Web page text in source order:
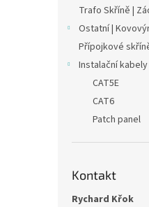
Trafo Skříně |
Ostatní |
Přípojkové
Instalační kabely
CAT5E
CAT6
Patch panel
Kontakt
Rychard Křok